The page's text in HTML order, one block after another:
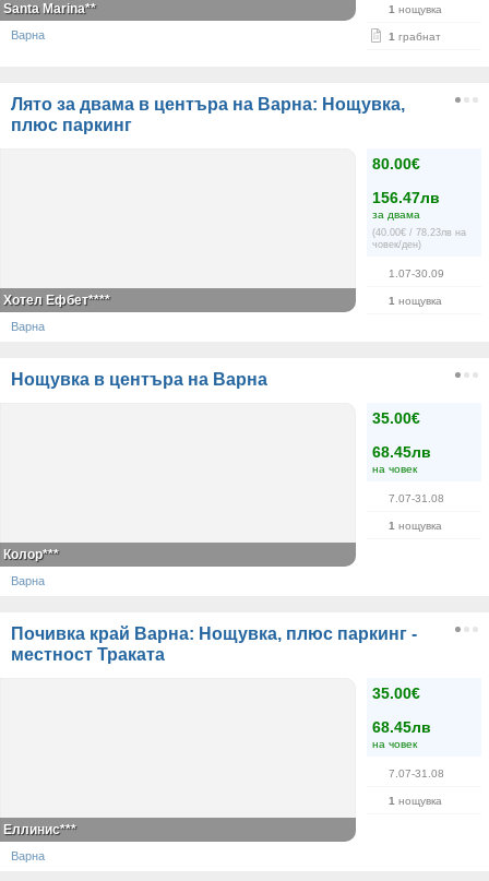
1 нощувка
1 грабнат
Santa Marina**
Варна
Лято за двама в центъра на Варна: Нощувка,
плюс паркинг
80.00€
156.47лв
за двама
(40.00€ / 78.23лв на
човек/ден)
1.07-30.09
1 нощувка
Хотел Ефбет****
Варна
Нощувка в центъра на Варна
35.00€
68.45лв
на човек
7.07-31.08
1 нощувка
Колор***
Варна
Почивка край Варна: Нощувка, плюс паркинг -
местност Траката
35.00€
68.45лв
на човек
7.07-31.08
1 нощувка
Еллинис***
Варна